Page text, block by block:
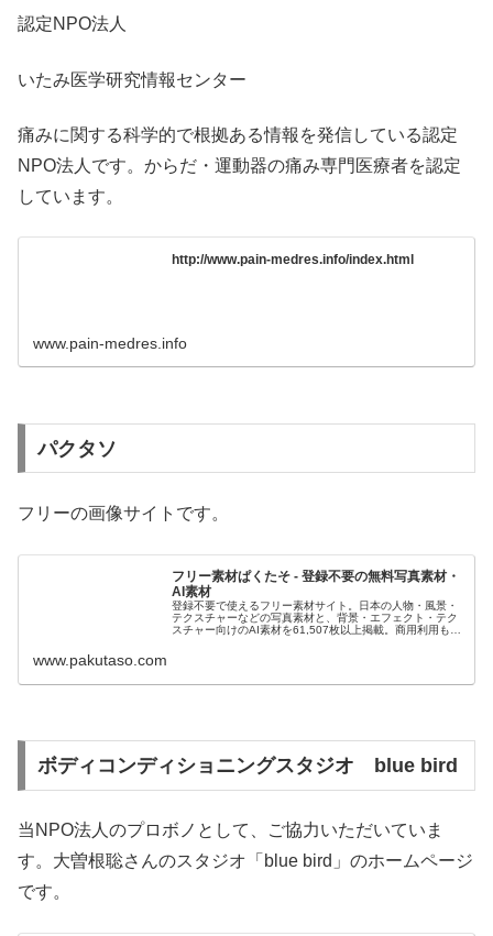
認定NPO法人
いたみ医学研究情報センター
痛みに関する科学的で根拠ある情報を発信している認定
NPO法人です。からだ・運動器の痛み専門医療者を認定
しています。
http://www.pain-medres.info/index.html
www.pain-medres.info
パクタソ
フリーの画像サイトです。
フリー素材ぱくたそ - 登録不要の無料写真素材・
AI素材
登録不要で使えるフリー素材サイト。日本の人物・風景・
テクスチャーなどの写真素材と、背景・エフェクト・テク
スチャー向けのAI素材を61,507枚以上掲載。商用利用も無
www.pakutaso.com
ボディコンディショニングスタジオ blue bird
当NPO法人のプロボノとして、ご協力いただいていま
す。大曽根聡さんのスタジオ「blue bird」のホームページ
です。